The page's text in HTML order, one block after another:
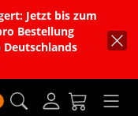
Jetzt bis zum
Bestellung